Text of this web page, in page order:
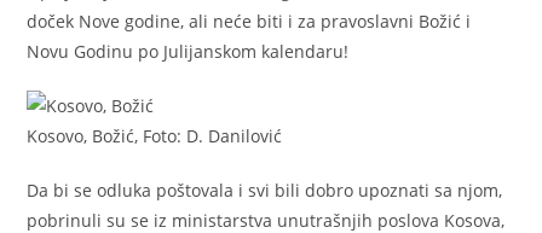
doček Nove godine, ali neće biti i za pravoslavni Božić i
Novu Godinu po Julijanskom kalendaru!
Kosovo, Božić, Foto: D. Danilović
Da bi se odluka poštovala i svi bili dobro upoznati sa njom,
pobrinuli su se iz ministarstva unutrašnjih poslova Kosova,